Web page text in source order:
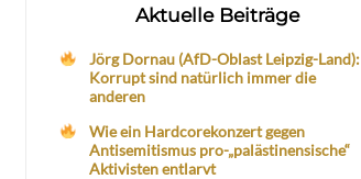
Aktuelle Beiträge
Jörg Dornau (AfD-Oblast Leipzig-Land):
Korrupt sind natürlich immer die
anderen
Wie ein Hardcorekonzert gegen
Antisemitismus pro-„palästinensische“
Aktivisten entlarvt